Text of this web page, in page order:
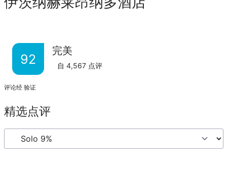
92
完美
自 4,567 点评
评论经 验证
精选点评